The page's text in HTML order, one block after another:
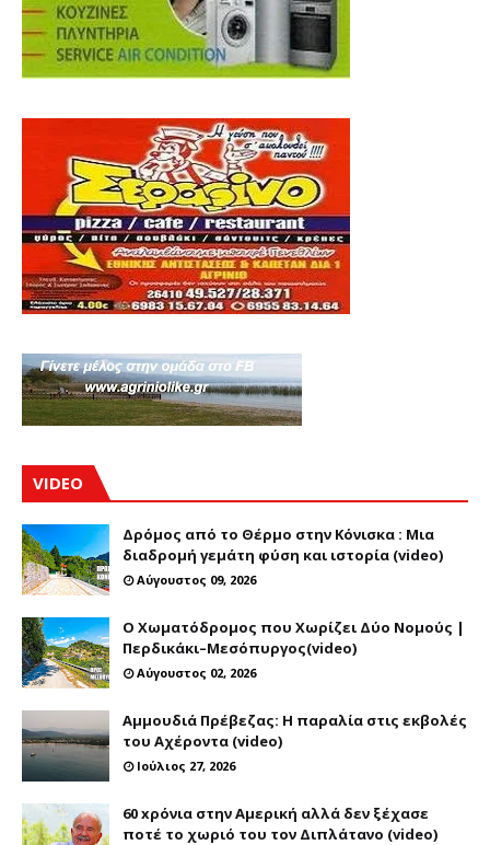
VIDEO
Δρόμος από το Θέρμο στην Κόνισκα : Μια
διαδρομή γεμάτη φύση και ιστορία (video)
Αύγουστος 09, 2026
Ο Χωματόδρομος που Χωρίζει Δύο Νομούς |
Περδικάκι–Μεσόπυργος(video)
Αύγουστος 02, 2026
Αμμουδιά Πρέβεζας: Η παραλία στις εκβολές
του Αχέροντα (video)
Ιούλιος 27, 2026
60 xρόνια στην Αμερική αλλά δεν ξέχασε
ποτέ το χωριό του τον Διπλάτανο (video)